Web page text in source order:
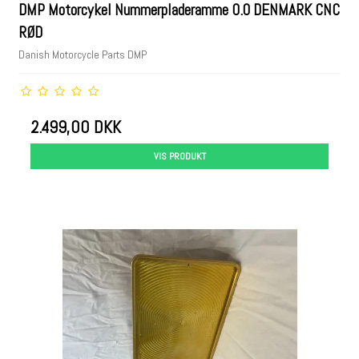
DMP Motorcykel Nummerpladeramme 0.0 DENMARK CNC
RØD
Danish Motorcycle Parts DMP
2.499,00 DKK
VIS PRODUKT